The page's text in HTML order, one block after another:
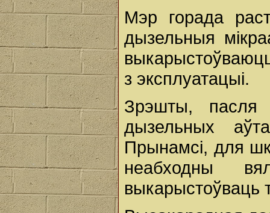
Мэр горада
дызельныя
з эксплуатацыі.
Зрэшты, пасля
дызельных
Прынамсі, для
неабходны
выкарыстоўваць